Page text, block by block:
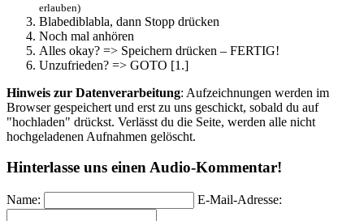
erlauben)
Blabediblabla, dann Stopp drücken
Noch mal anhören
Alles okay? => Speichern drücken – FERTIG!
Unzufrieden? => GOTO [1.]
Hinweis zur Datenverarbeitung: Aufzeichnungen werden im
Browser gespeichert und erst zu uns geschickt, sobald du auf
"hochladen" drückst. Verlässt du die Seite, werden alle nicht
hochgeladenen Aufnahmen gelöscht.
Hinterlasse uns einen Audio-Kommentar!
Name: E-Mail-Adresse: